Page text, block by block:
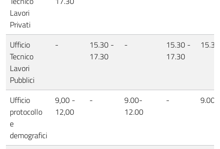
Lavori
Privati
Ufficio
Tecnico
Lavori
Pubblici
-
15.30 -
17.30
-
15.30 -
17.30
Ufficio
protocollo
e
demografici
9,00 -
12,00
-
9.00-
12.00
-